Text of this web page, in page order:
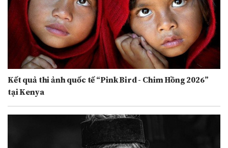
Kết quả thi ảnh quốc tế “Pink Bird - Chim Hồng 2026”
tại Kenya